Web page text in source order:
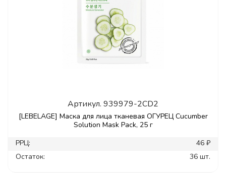
Артикул. 939979-2CD2
[LEBELAGE] Маска для лица тканевая ОГУРЕЦ Cucumber
Solution Mask Pack, 25 г
РРЦ:
46 ₽
Остаток:
36 шт.